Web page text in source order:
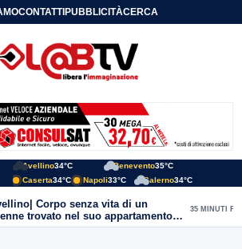
CONTATTIPUBBLICITÀCERCA
Avellino34°C Benevento35°C
Caserta34°C Napoli33°C Salerno34°C
Corpo senza vita di un
trovato nel suo appartamento
pozza di sangue, giallo in viale
35 MINUTI FA